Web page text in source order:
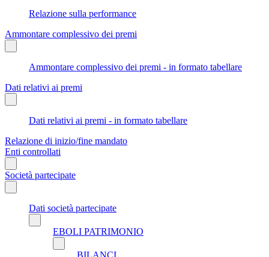
Relazione sulla performance
Ammontare complessivo dei premi
Ammontare complessivo dei premi - in formato tabellare
Dati relativi ai premi
Dati relativi ai premi - in formato tabellare
Relazione di inizio/fine mandato
Enti controllati
Società partecipate
Dati società partecipate
EBOLI PATRIMONIO
BILANCI